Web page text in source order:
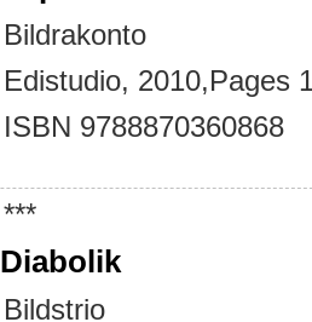
Bildrakonto
Edistudio, 2010,Pages
ISBN 9788870360868
***
Diabolik
Bildstrio